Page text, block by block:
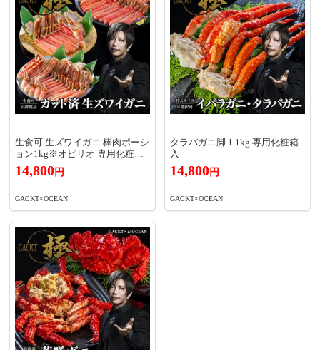
生食可 生ズワイガニ 棒肉ポーシ
ョン1kg※オピリオ 専用化粧箱
入
14,800円
GACKT×OCEAN
タラバガニ脚 1.1kg 専用化粧箱
入
14,800円
GACKT×OCEAN